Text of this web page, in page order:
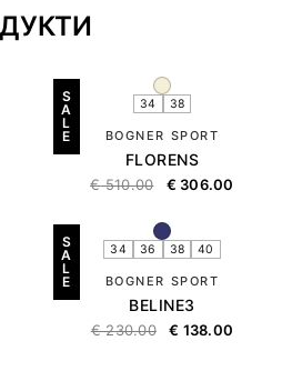
S
A
L
E
34 38
BOGNER SPORT
FLORENS
€510.00 € 306.00
S
A
L
E
34 36 38 40
BOGNER SPORT
BELINE3
€230.00 € 138.00